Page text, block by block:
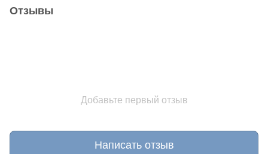
Отзывы
Добавьте первый отзыв
Написать отзыв